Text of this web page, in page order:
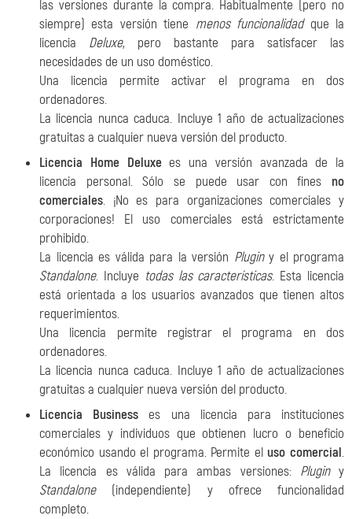
las versiones durante la compra. Habitualmente (pero no
siempre) esta versión tiene menos funcionalidadque la
licencia Deluxe, pero bastante para satisfacer las
necesidades de un uso doméstico.
Una licencia permite activar el programa en dos
ordenadores.
La licencia nunca caduca. Incluye 1 año de actualizaciones
gratuitas a cualquier nueva versión del producto.
Licencia Home Deluxees una versión avanzada de la
licencia personal. Sólo se puede usar con fines no
comerciales. ¡No es para organizaciones comerciales y
corporaciones! El uso comerciales está estrictamente
prohibido.
La licencia es válida para la versión Pluginy el programa
Standalone. Incluye todas las características. Esta licencia
está orientada a los usuarios avanzados que tienen altos
requerimientos.
Una licencia permite registrar el programa en dos
ordenadores.
La licencia nunca caduca. Incluye 1 año de actualizaciones
gratuitas a cualquier nueva versión del producto.
Licencia Business es una licencia para instituciones
comerciales y individuos que obtienen lucro o beneficio
económico usando el programa. Permite el uso comercial.
La licencia es válida para ambas versiones: Pluginy
Standalone(independiente) y ofrece funcionalidad
completo.